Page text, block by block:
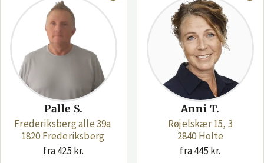
Palle S.
Frederiksberg alle 39a
1820 Frederiksberg
fra 425 kr.
Anni T.
Røjelskær 15, 3
2840 Holte
fra 445 kr.